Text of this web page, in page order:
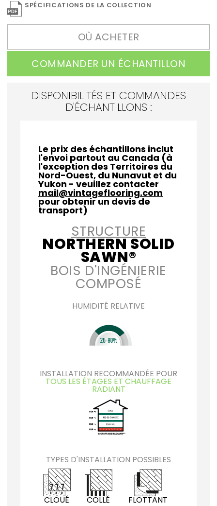
COMMANDER UN ÉCHANTILLON
OÙ ACHETER
SPÉCIFICATIONS DE LA COLLECTION
DISPONIBILITÉS ET COMMANDES
D'ÉCHANTILLONS :
Le prix des échantillons inclut
l'envoi partout au Canada (à
l'exception des Territoires du
Nord-Ouest, du Nunavut et du
Yukon - veuillez contacter
mail@vintageflooring.com
pour obtenir un devis de
transport)
STRUCTURE
NORTHERN SOLID
SAWN®
BOIS D'INGÉNIERIE
COMPOSÉ
HUMIDITÉ RELATIVE
INSTALLATION RECOMMANDÉE POUR
TOUS LES ÉTAGES ET CHAUFFAGE
RADIANT
TYPES D'INSTALLATION POSSIBLES
CLOUÉ COLLÉ FLOTTANT